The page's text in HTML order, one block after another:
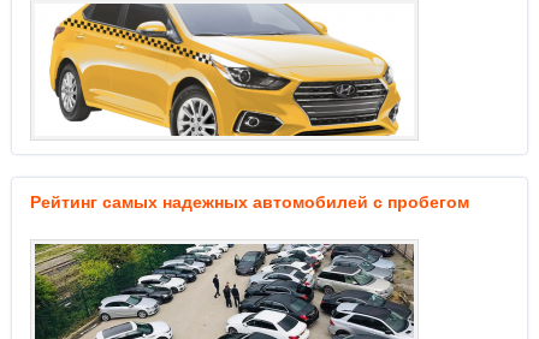
Рейтинг самых надежных автомобилей с пробегом